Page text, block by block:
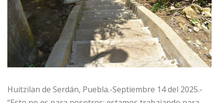
Huitzilan de Serdán, Puebla.-Septiembre 14 del 2025.-